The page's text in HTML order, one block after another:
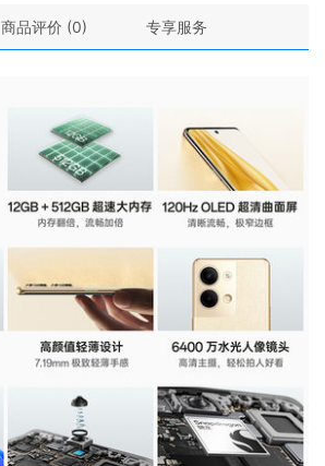
商品评价 (0) 专享服务